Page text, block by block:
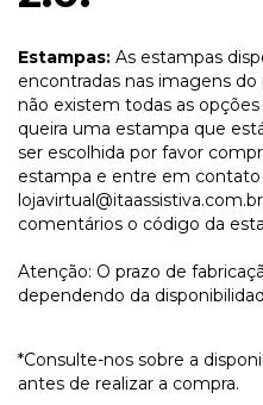
Estampas: As estampas
encontradas nas imagens
não existem todas as
queira uma estampa que
ser escolhida por favor
estampa e entre em contato
lojavirtual@itaassistiva.com.br
comentários o código da
Atenção: O prazo de
dependendo da
*Consulte-nos sobre a
antes de realizar a compra.